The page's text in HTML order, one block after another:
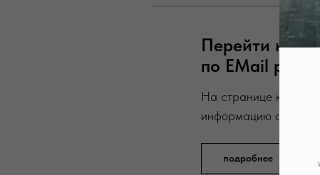
Перейти на
по EMail
На странице курса
информацию об
подробнее